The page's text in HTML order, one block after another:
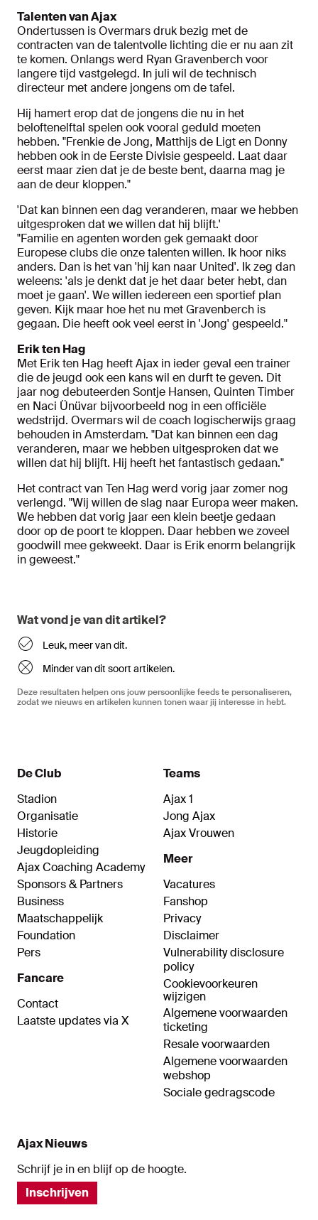
Talenten van Ajax
Ondertussen is Overmars druk bezig met de
contracten van de talentvolle lichting die er nu aan zit
te komen. Onlangs werd Ryan Gravenberch voor
langere tijd vastgelegd. In juli wil de technisch
directeur met andere jongens om de tafel.
Hij hamert erop dat de jongens die nu in het
beloftenelftal spelen ook vooral geduld moeten
hebben. "Frenkie de Jong, Matthijs de Ligt en Donny
hebben ook in de Eerste Divisie gespeeld. Laat daar
eerst maar zien dat je de beste bent, daarna mag je
aan de deur kloppen."
'Dat kan binnen een dag veranderen, maar we hebben
uitgesproken dat we willen dat hij blijft.'
"Familie en agenten worden gek gemaakt door
Europese clubs die onze talenten willen. Ik hoor niks
anders. Dan is het van 'hij kan naar United'. Ik zeg dan
weleens: 'als je denkt dat je het daar beter hebt, dan
moet je gaan'. We willen iedereen een sportief plan
geven. Kijk maar hoe het nu met Gravenberch is
gegaan. Die heeft ook veel eerst in 'Jong' gespeeld."
Erik ten Hag
Met Erik ten Hag heeft Ajax in ieder geval een trainer
die de jeugd ook een kans wil en durft te geven. Dit
jaar nog debuteerden Sontje Hansen, Quinten Timber
en Naci Ünüvar bijvoorbeeld nog in een officiële
wedstrijd. Overmars wil de coach logischerwijs graag
behouden in Amsterdam. "Dat kan binnen een dag
veranderen, maar we hebben uitgesproken dat we
willen dat hij blijft. Hij heeft het fantastisch gedaan."
Het contract van Ten Hag werd vorig jaar zomer nog
verlengd. "Wij willen de slag naar Europa weer maken.
We hebben dat vorig jaar een klein beetje gedaan
door op de poort te kloppen. Daar hebben we zoveel
goodwill mee gekweekt. Daar is Erik enorm belangrijk
in geweest."
Wat vond je van dit artikel?
Leuk, meer van dit.
Minder van dit soort artikelen.
Deze resultaten helpen ons jouw persoonlijke feeds te personaliseren,
zodat we nieuws en artikelen kunnen tonen waar jij interesse in hebt.
De Club
Stadion
Organisatie
Historie
Jeugdopleiding
Ajax Coaching Academy
Sponsors & Partners
Business
Maatschappelijk
Foundation
Pers
Fancare
Contact
Laatste updates via X
Teams
Ajax 1
Jong Ajax
Ajax Vrouwen
Meer
Vacatures
Fanshop
Privacy
Disclaimer
Vulnerability disclosure
policy
Cookievoorkeuren
wijzigen
Algemene voorwaarden
ticketing
Resale voorwaarden
Algemene voorwaarden
webshop
Sociale gedragscode
Ajax Nieuws
Schrijf je in en blijf op de hoogte.
Inschrijven